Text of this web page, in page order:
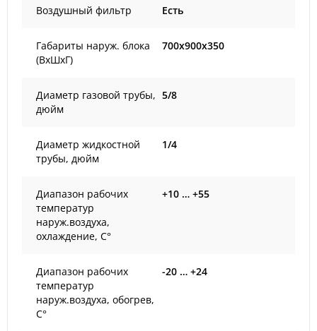
Воздушный фильтр Есть
Габариты наруж. блока
(ВxШxГ)
700x900x350
Диаметр газовой трубы,
дюйм
5/8
Диаметр жидкостной
трубы, дюйм
1/4
Диапазон рабочих
температур
наруж.воздуха,
охлаждение, С°
+10 … +55
Диапазон рабочих
температур
наруж.воздуха, обогрев,
С°
-20 … +24